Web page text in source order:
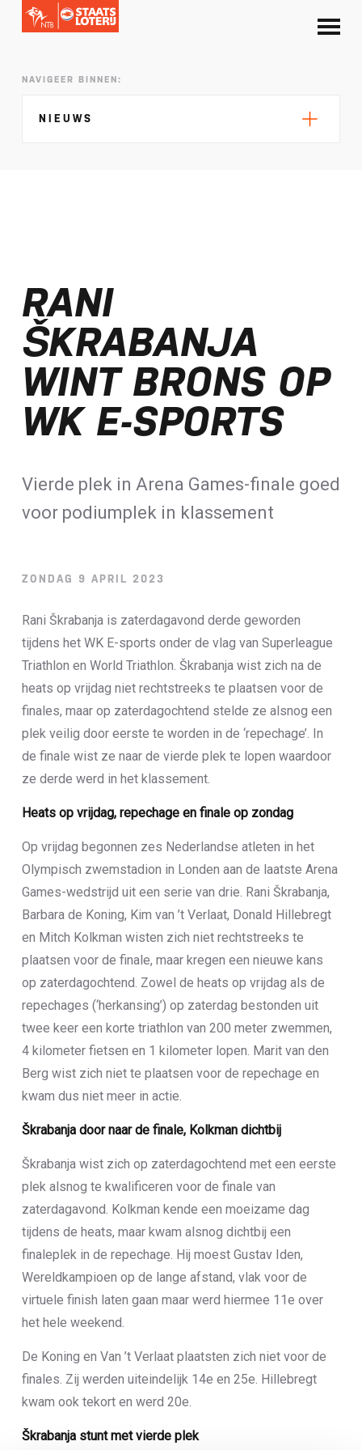
NAVIGEER BINNEN:
NIEUWS
Selectie EK lange afstand Almere bekend
Kalenders T50 en T100 World Championship
Tour 2027 bekend
NTB ontvangt bijdrage van Nederlandse
Loterij​
ALLE NIEUWSBERICHTEN
RANI
ŠKRABANJA
WINT BRONS OP
WK E-SPORTS
Vierde plek in Arena Games-finale goed
voor podiumplek in klassement
ZONDAG 9 APRIL 2023
Rani Škrabanja is zaterdagavond derde geworden
tijdens het WK E-sports onder de vlag van Superleague
Triathlon en World Triathlon. Škrabanja wist zich na de
heats op vrijdag niet rechtstreeks te plaatsen voor de
finales, maar op zaterdagochtend stelde ze alsnog een
plek veilig door eerste te worden in de ‘repechage’. In
de finale wist ze naar de vierde plek te lopen waardoor
ze derde werd in het klassement.
Heats op vrijdag, repechage en finale op zondag
Op vrijdag begonnen zes Nederlandse atleten in het
Olympisch zwemstadion in Londen aan de laatste Arena
Games-wedstrijd uit een serie van drie. Rani Škrabanja,
Barbara de Koning, Kim van ’t Verlaat, Donald Hillebregt
en Mitch Kolkman wisten zich niet rechtstreeks te
plaatsen voor de finale, maar kregen een nieuwe kans
op zaterdagochtend. Zowel de heats op vrijdag als de
repechages (‘herkansing’) op zaterdag bestonden uit
twee keer een korte triathlon van 200 meter zwemmen,
4 kilometer fietsen en 1 kilometer lopen. Marit van den
Berg wist zich niet te plaatsen voor de repechage en
kwam dus niet meer in actie.
Škrabanja door naar de finale, Kolkman dichtbij
Škrabanja wist zich op zaterdagochtend met een eerste
plek alsnog te kwalificeren voor de finale van
zaterdagavond. Kolkman kende een moeizame dag
tijdens de heats, maar kwam alsnog dichtbij een
finaleplek in de repechage. Hij moest Gustav Iden,
Wereldkampioen op de lange afstand, vlak voor de
virtuele finish laten gaan maar werd hiermee 11e over
het hele weekend.
De Koning en Van ’t Verlaat plaatsten zich niet voor de
finales. Zij werden uiteindelijk 14e en 25e. Hillebregt
kwam ook tekort en werd 20e.
Škrabanja stunt met vierde plek